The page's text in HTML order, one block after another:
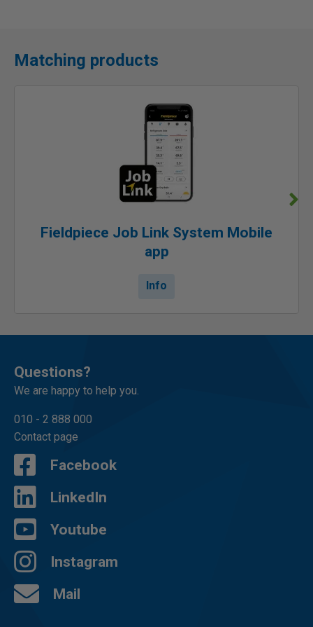
Matching products
Fieldpiece Job Link System Mobile
app
Info
Questions?
We are happy to help you.
010 - 2 888 000
Contact page
Facebook
LinkedIn
Youtube
Instagram
Mail